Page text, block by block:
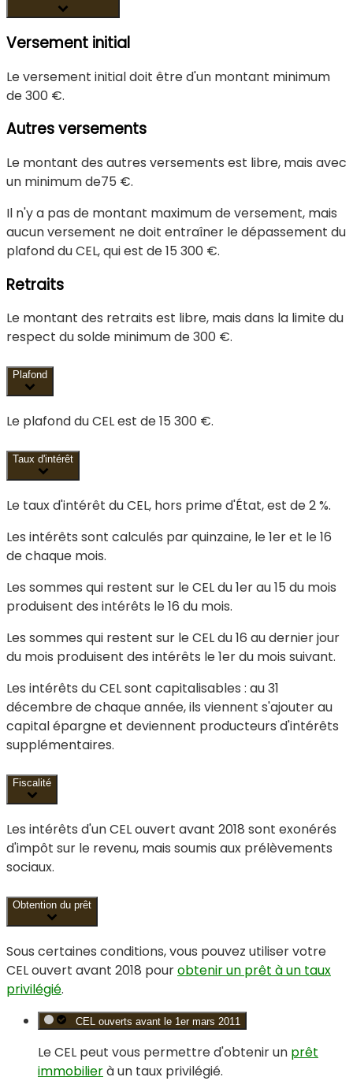
Versement initial
Le versement initial doit être d'un montant minimum
de300 €.
Autres versements
Le montant des autres versements est libre, mais avec
un minimum de75 €.
Il n'y a pas de montant maximum de versement, mais
aucun versement ne doit entraîner le dépassement du
plafond du CEL, qui est de15 300 €.
Retraits
Le montant des retraits est libre, mais dans la limite du
respect du solde minimum de300 €.
Plafond
Le plafond du CEL est de15 300 €.
Taux d'intérêt
Le taux d'intérêt du CEL, hors prime d'État, est de2 %.
Les intérêts sont calculés par quinzaine, le 1er et le 16
de chaque mois.
Les sommes qui restent sur le CEL du 1erau 15 du mois
produisent des intérêts le 16 du mois.
Les sommes qui restent sur le CEL du 16 au dernier jour
du mois produisent des intérêts le 1erdu mois suivant.
Les intérêts du CEL sont capitalisables : au 31
décembre de chaque année, ils viennent s'ajouter au
capital épargne et deviennent producteurs d'intérêts
supplémentaires.
Fiscalité
Les intérêts d'un CEL ouvert avant 2018 sont exonérés
d'impôt sur le revenu, mais soumis aux prélèvements
sociaux.
Obtention du prêt
Sous certaines conditions, vous pouvez utiliser votre
CEL ouvert avant 2018 pourobtenir un prêt à un taux
privilégié.
CEL ouverts avant le 1er mars 2011
Le CEL peut vous permettre d'obtenir un prêt
immobilierà un taux privilégié.